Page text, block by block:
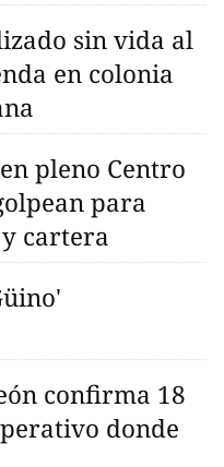
sin vida al
en colonia
pleno Centro
para
cartera
confirma 18
donde